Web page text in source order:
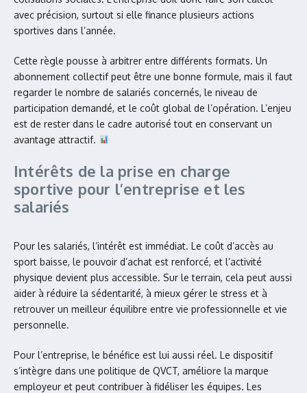
avec précision, surtout si elle finance plusieurs actions
sportives dans l’année.
Cette règle pousse à arbitrer entre différents formats. Un
abonnement collectif peut être une bonne formule, mais il faut
regarder le nombre de salariés concernés, le niveau de
participation demandé, et le coût global de l’opération. L’enjeu
est de rester dans le cadre autorisé tout en conservant un
avantage attractif.
Intérêts de la prise en charge
sportive pour l’entreprise et les
salariés
Pour les salariés, l’intérêt est immédiat. Le coût d’accès au
sport baisse, le pouvoir d’achat est renforcé, et l’activité
physique devient plus accessible. Sur le terrain, cela peut aussi
aider à réduire la sédentarité, à mieux gérer le stress et à
retrouver un meilleur équilibre entre vie professionnelle et vie
personnelle.
Pour l’entreprise, le bénéfice est lui aussi réel. Le dispositif
s’intègre dans une politique de QVCT, améliore la marque
employeur et peut contribuer à fidéliser les équipes. Les